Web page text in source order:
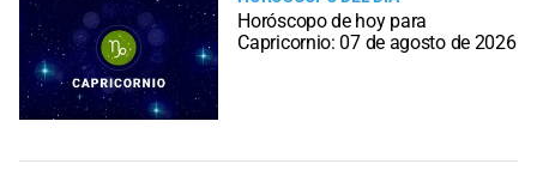
Horóscopo de hoy para
Capricornio: 07 de agosto de 2026